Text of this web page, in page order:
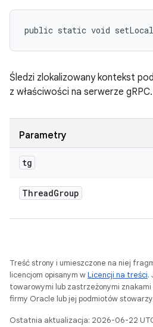
public static void
Śledzi zlokalizowany kontekst
z właściwości na serwerze gRPC.
Parametry
tg
ThreadGroup
Treść strony i umieszczone na niej
licencjom opisanym wLicencji na treści.
towarowymi lub zastrzeżonymi
firmy Oracle lub jej podmiotów
Ostatnia aktualizacja: 2026-06-22